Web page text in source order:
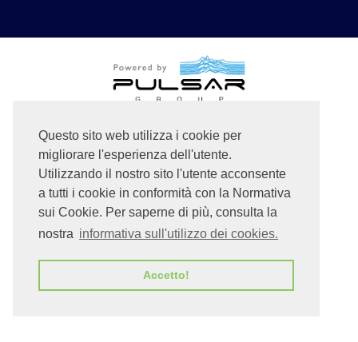
Questo sito web utilizza i cookie per
migliorare l'esperienza dell'utente.
Utilizzando il nostro sito l'utente acconsente
a tutti i cookie in conformità con la Normativa
sui Cookie. Per saperne di più, consulta la
nostra informativa sull'utilizzo dei cookies.
Accetto!